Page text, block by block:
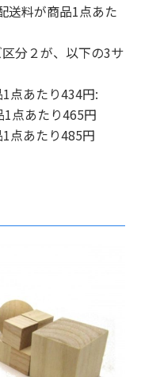
送料が商品1点あた
分２が、以下の3サ
あたり434円:
あたり465円
あたり485円